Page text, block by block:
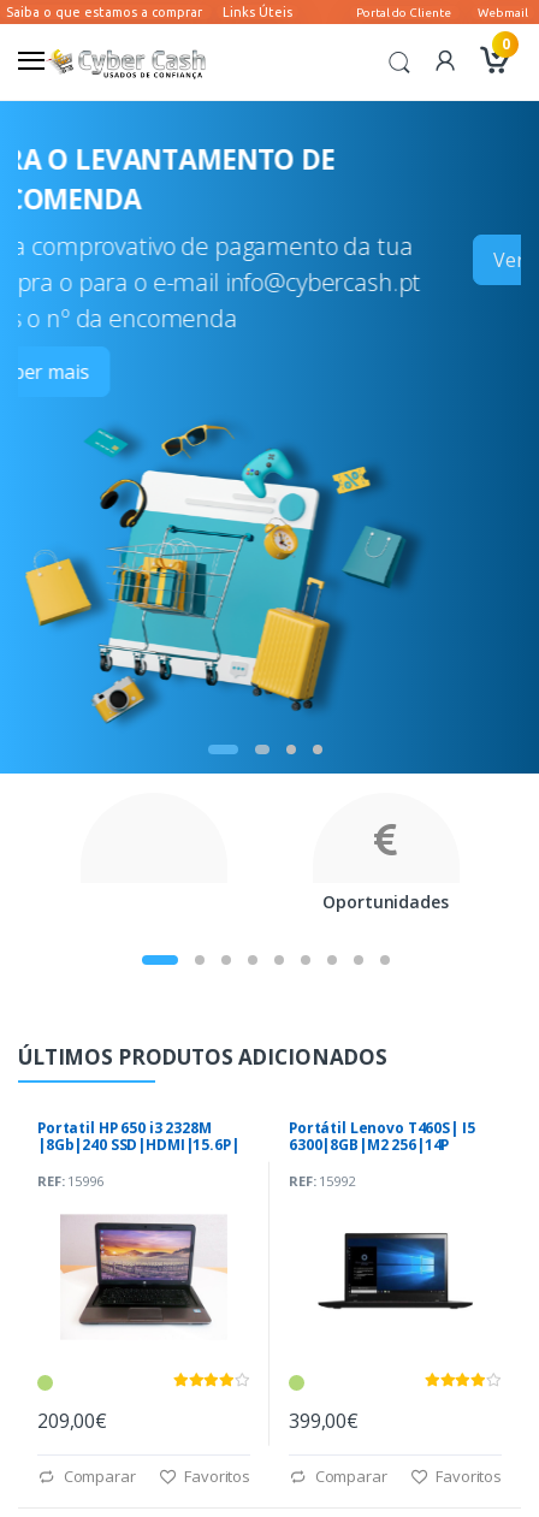
0
Oportunidades
ÚLTIMOS PRODUTOS ADICIONADOS
Portatil HP 650 i3 2328M
|8Gb|240 SSD|HDMI|15.6P|
REF:15996
209,00€
Comparar Favoritos
Portátil Lenovo T460S| I5
6300|8GB|M2 256|14P
REF:15992
399,00€
Comparar Favoritos